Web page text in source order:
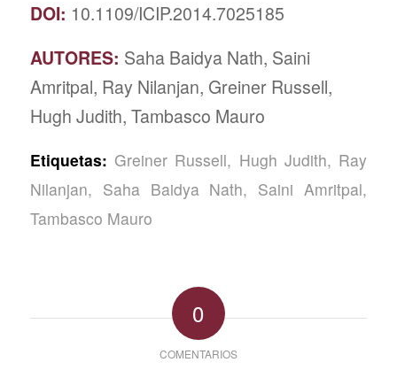
DOI: 10.1109/ICIP.2014.7025185
AUTORES: Saha Baidya Nath, Saini
Amritpal, Ray Nilanjan, Greiner Russell,
Hugh Judith, Tambasco Mauro
Etiquetas: Greiner Russell, Hugh Judith, Ray
Nilanjan, Saha Baidya Nath, Saini Amritpal,
Tambasco Mauro
0
COMENTARIOS